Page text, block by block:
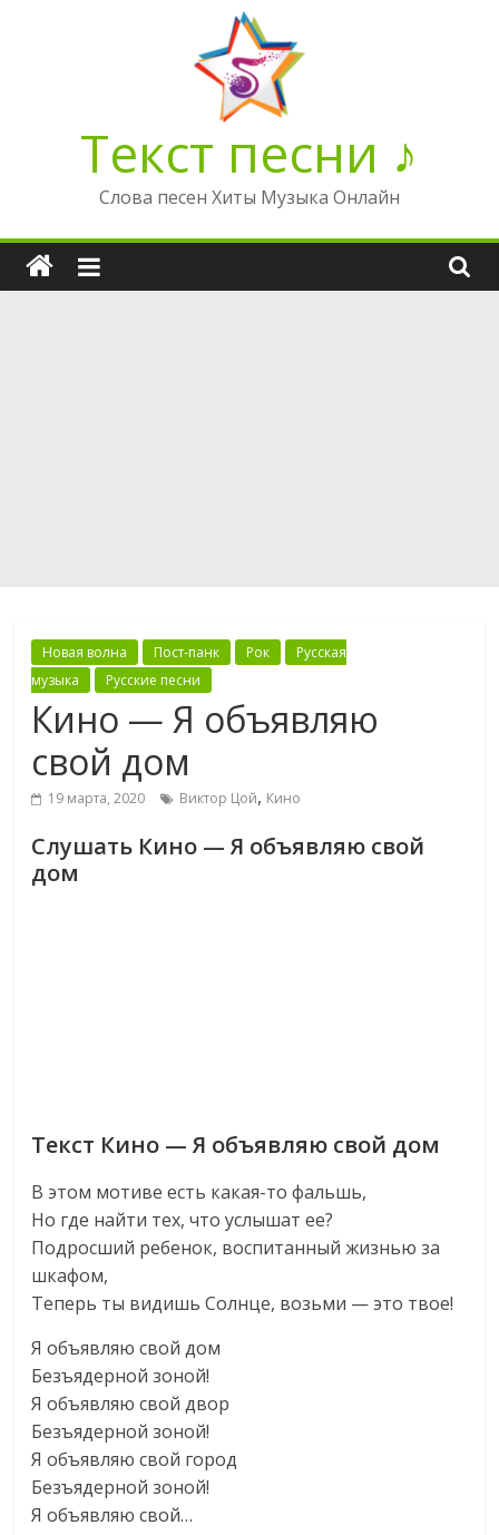
Текст песни ♪
Слова песен Хиты Музыка Онлайн
Новая волна Пост-панк Рок
Русская
музыка
Русские песни
Кино — Я объявляю
свой дом
19 марта, 2020 Виктор Цой, Кино
Слушать Кино — Я объявляю свой
дом
Текст Кино — Я объявляю свой дом
В этом мотиве есть какая-то фальшь,
Но где найти тех, что услышат ее?
Подросший ребенок, воспитанный жизнью за
шкафом,
Теперь ты видишь Солнце, возьми — это твое!
Я объявляю свой дом
Безъядерной зоной!
Я объявляю свой двор
Безъядерной зоной!
Я объявляю свой город
Безъядерной зоной!
Я объявляю свой…